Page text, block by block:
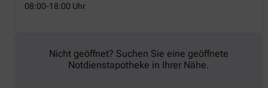
08:00-18:00 Uhr
Nicht geöffnet? Suchen Sie eine geöffnete
Notdienstapotheke in Ihrer Nähe.